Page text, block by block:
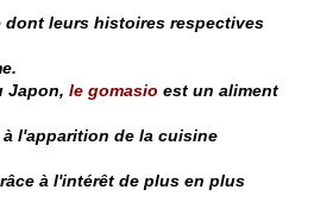
dont leurs histoires respectives
Japon, le gomasio est un aliment
à l'apparition de la cuisine
à l'intérêt de plus en plus